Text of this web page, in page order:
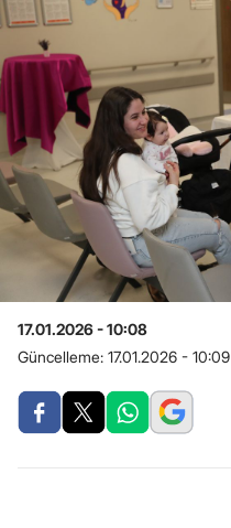
17.01.2026 - 10:08
Güncelleme: 17.01.2026 - 10:09